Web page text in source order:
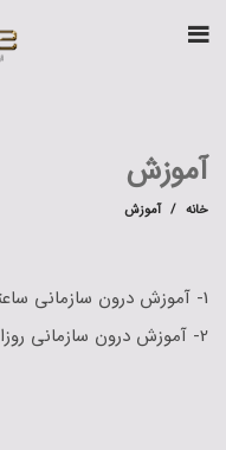
آموزش
خانه آموزش
1- آموزش درون سازمانی ساعتی 12/500/000 تومان
2- آموزش درون سازمانی روزانه 67/000/000 تومان